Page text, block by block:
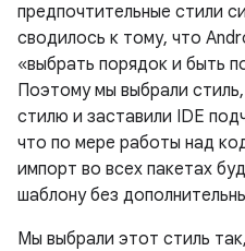
предпочтительные стили
сводилось к тому, что
«выбрать порядок и быть
Поэтому мы выбрали
стилю и заставили IDE
что по мере работы над
импорт во всех пакетах
шаблону без
Мы выбрали этот стиль